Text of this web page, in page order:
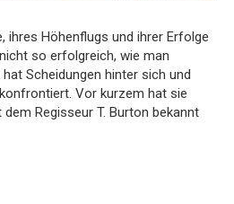
ihres Höhenflugs und ihrer Erfolge
so erfolgreich, wie man
Scheidungen hinter sich und
Vor kurzem hat sie
Regisseur T. Burton bekannt